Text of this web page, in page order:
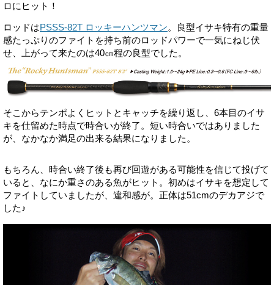
ロにヒット！
ロッドはPSSS-82T ロッキーハンツマン。良型イサキ特有の重量
感たっぷりのファイトを持ち前のロッドパワーで一気にねじ伏
せ、上がって来たのは40㎝程の良型でした。
そこからテンポよくヒットとキャッチを繰り返し、6本目のイサ
キを仕留めた時点で時合いが終了。短い時合いではありました
が、なかなか満足の出来る結果になりました。
もちろん、時合い終了後も再び回遊がある可能性を信じて投げて
いると、なにか重さのある魚がヒット。初めはイサキを想定して
ファイトしていましたが、違和感が。正体は51cmのデカアジで
した♪